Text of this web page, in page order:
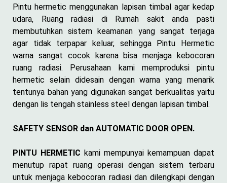
Pintu hermetic menggunakan lapisan timbal agar kedap
udara, Ruang radiasi di Rumah sakit anda pasti
membutuhkan sistem keamanan yang sangat terjaga
agar tidak terpapar keluar, sehingga Pintu Hermetic
warna sangat cocok karena bisa menjaga kebocoran
ruang radiasi. Perusahaan kami memproduksi pintu
hermetic selain didesain dengan warna yang menarik
tentunya bahan yang digunakan sangat berkualitas yaitu
dengan lis tengah stainless steel dengan lapisan timbal.
SAFETY SENSOR dan AUTOMATIC DOOR OPEN.
PINTU HERMETIC kami mempunyai kemampuan dapat
menutup rapat ruang operasi dengan sistem terbaru
untuk menjaga kebocoran radiasi dan dilengkapi dengan